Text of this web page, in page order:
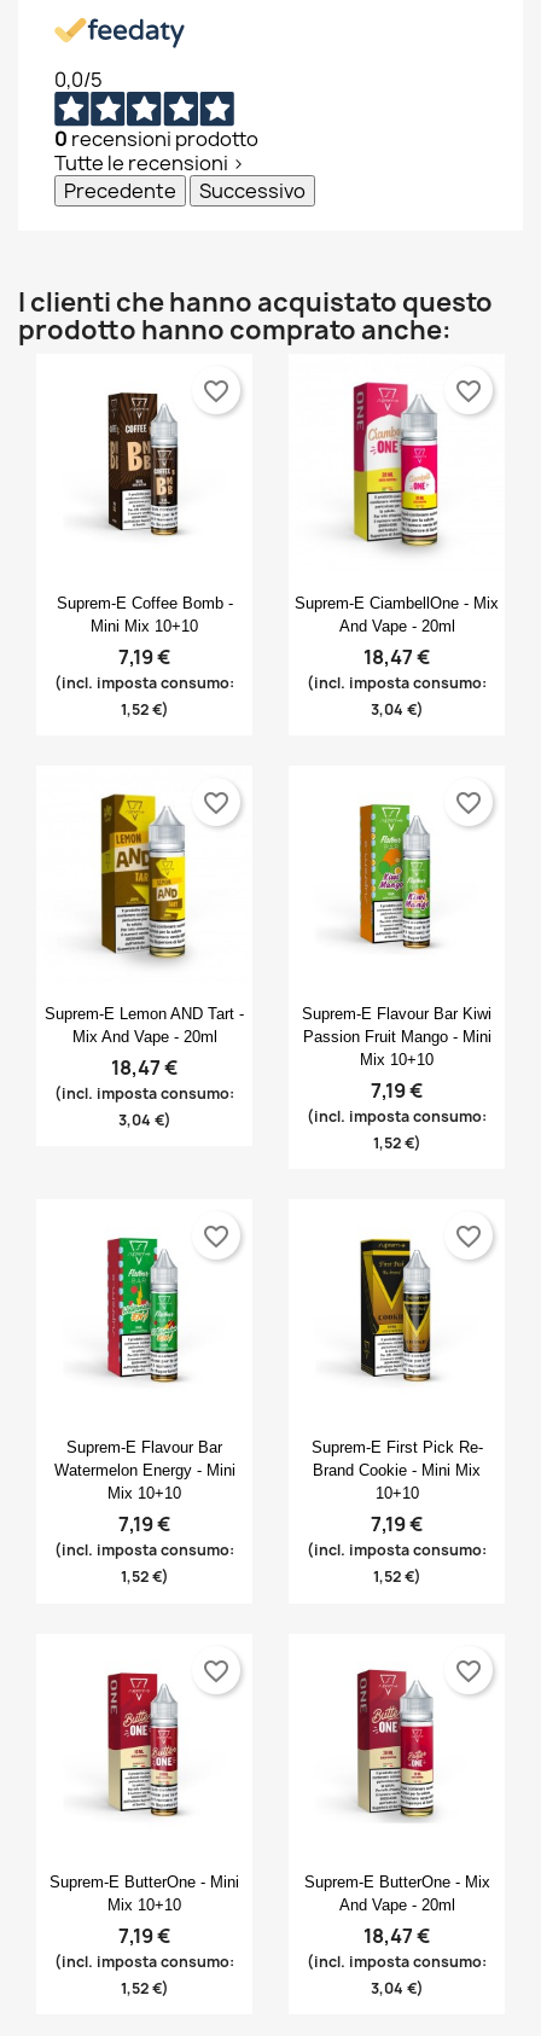
0,0/5
0 recensioni prodotto
Tutte le recensioni >
Precedente
Successivo
I clienti che hanno acquistato questo
prodotto hanno comprato anche:
Anteprima
Suprem-E Coffee Bomb -
Mini Mix 10+10
7,19 €
(incl. imposta consumo:
1,52 €)
favorite_border
Anteprima
Suprem-E CiambellOne - Mix
And Vape - 20ml
18,47 €
(incl. imposta consumo:
3,04 €)
favorite_border
Anteprima
Suprem-E Lemon AND Tart -
Mix And Vape - 20ml
18,47 €
(incl. imposta consumo:
3,04 €)
favorite_border
Anteprima
Suprem-E Flavour Bar Kiwi
Passion Fruit Mango - Mini
Mix 10+10
7,19 €
(incl. imposta consumo:
1,52 €)
favorite_border
Anteprima
Suprem-E Flavour Bar
Watermelon Energy - Mini
Mix 10+10
7,19 €
(incl. imposta consumo:
1,52 €)
favorite_border
Anteprima
Suprem-E First Pick Re-
Brand Cookie - Mini Mix
10+10
7,19 €
(incl. imposta consumo:
1,52 €)
favorite_border
Anteprima
Suprem-E ButterOne - Mini
Mix 10+10
7,19 €
(incl. imposta consumo:
1,52 €)
favorite_border
Anteprima
Suprem-E ButterOne - Mix
And Vape - 20ml
18,47 €
(incl. imposta consumo:
3,04 €)
favorite_border